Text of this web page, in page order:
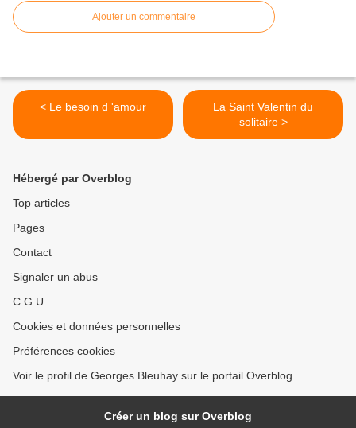
Ajouter un commentaire
< Le besoin d 'amour
La Saint Valentin du
solitaire >
Hébergé par Overblog
Top articles
Pages
Contact
Signaler un abus
C.G.U.
Cookies et données personnelles
Préférences cookies
Voir le profil de Georges Bleuhay sur le portail Overblog
Créer un blog sur Overblog